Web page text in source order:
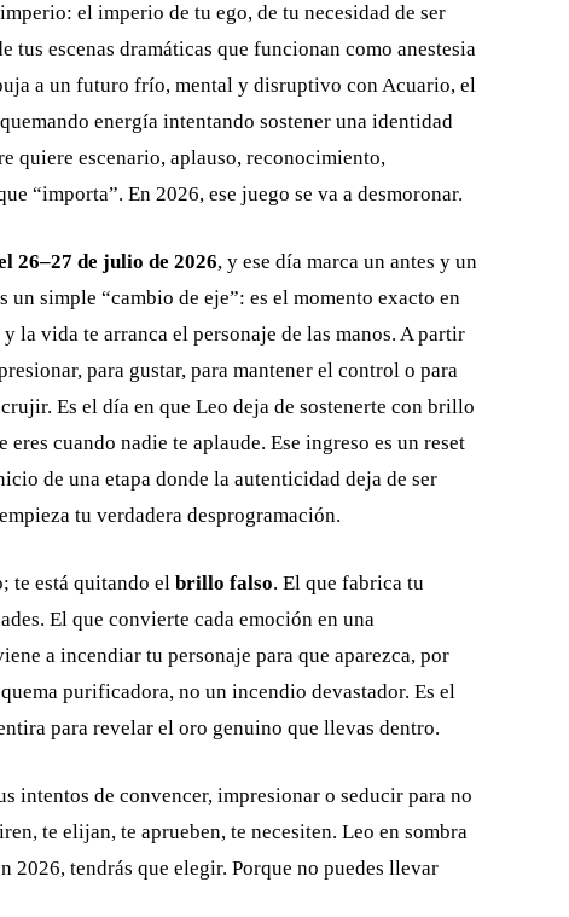
el imperio de tu ego, de tu necesidad de ser
tus escenas dramáticas que funcionan como anestesia
a un futuro frío, mental y disruptivo con Acuario, el
energía intentando sostener una identidad
quiere escenario, aplauso, reconocimiento,
“importa”. En 2026, ese juego se va a desmoronar.
26–27 de julio de 2026, y ese día marca un antes y un
un simple “cambio de eje”: es el momento exacto en
la vida te arranca el personaje de las manos. A partir
para gustar, para mantener el control o para
Es el día en que Leo deja de sostenerte con brillo
cuando nadie te aplaude. Ese ingreso es un reset
de una etapa donde la autenticidad deja de ser
tu verdadera desprogramación.
te está quitando el brillo falso. El que fabrica tu
El que convierte cada emoción en una
a incendiar tu personaje para que aparezca, por
purificadora, no un incendio devastador. Es el
para revelar el oro genuino que llevas dentro.
intentos de convencer, impresionar o seducir para no
te elijan, te aprueben, te necesiten. Leo en sombra
2026, tendrás que elegir. Porque no puedes llevar